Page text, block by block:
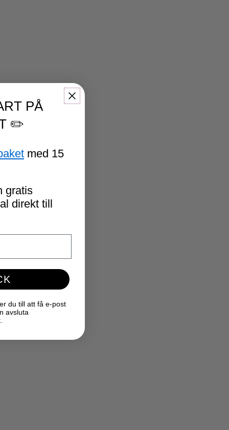
PÅ
✏️
med 15
gratis
direkt till
du till att få e-post
avsluta